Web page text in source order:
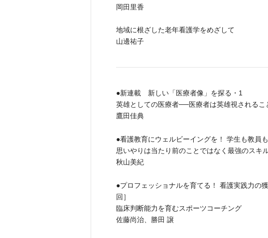
岡田里香
地域に根ざした老年看護学をめざして
山邊祐子
●新連載 新しい「医療者像」を探る・1
英雄としての医療者──医療者は英雄視されるこ
鷹田佳典
●看護教育にウェルビーイングを！ 学生も教員
思いやりは当たり前のことではなく最強のスキ
秋山美紀
●プロフェッショナルを育てる！ 看護実践力の
回］
臨床判断能力を育むスポーツコーチング
佐藤尚治、勝田 譲